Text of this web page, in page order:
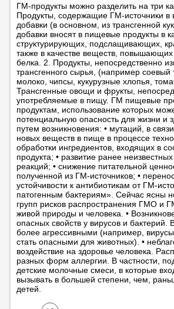
ГМ-продукты можно разделить на три
Продукты, содержащие ГМ-источники в
добавки (в основном, из трансгенной
добавки вносят в пищевые продукты в
структурирующих, подслащивающих,
также в качестве веществ,
белка. 2. Продукты, непосредственно
трансгенного сырья, (например соевый
молоко, чипсы, кукурузные хлопья,
Трансгенные овощи и фрукты,
употребляемые в пищу. ГМ пищевые
продуктам, использование которых
потенциальную опасность для жизни и
путем возникновения: • мутаций, в
новых веществ в пище в процессе
обработки ингредиентов, входящих в
продукта; • развитие ранее
реакций; • снижение питательной
полученной из ГМ-источников; •
устойчивости к антибиотикам от ГМ-
патогенным бактериям». Сейчас ясны
групп рисков распространения ГМО и
живой природы и человека. •
опасных свойств у вирусов и бактерий.
более агрессивными (например,
стать опасными для животных). •
воздействие на здоровье человека.
разных форм аллергии. В частности,
детские молочные смеси, в которые
вызывать в большей степени, чем,
детей.